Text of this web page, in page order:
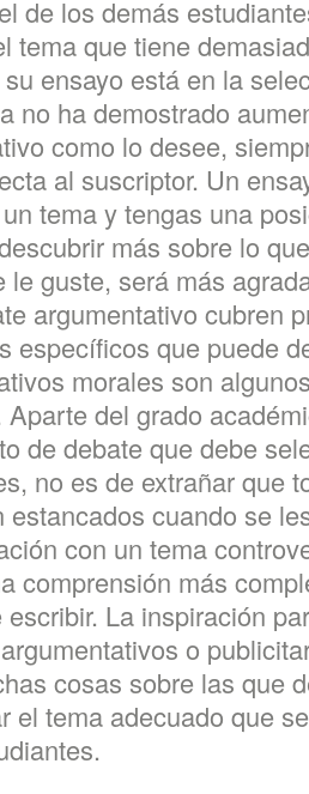
de los demás
tema que tiene
ensayo está en la
no ha demostrado
como lo desee,
al suscriptor. Un
tema y tengas una
más sobre lo
le guste, será más
argumentativo cubren
específicos que puede
morales son
Aparte del grado
de debate que debe
no es de extrañar que
estancados cuando se
con un tema
comprensión más
La inspiración
o
cosas sobre las que
el tema adecuado que